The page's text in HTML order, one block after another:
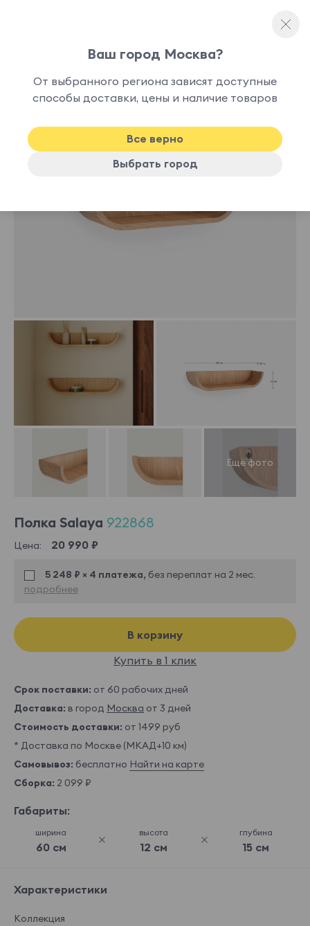
Полка Salaya 922868
Цена: 20 990 ₽
5 248 ₽ × 4 платежа, без переплат на 2 мес.
подробнее
В корзину
Купить в 1 клик
Срок поставки: от 60 рабочих дней
Доставка: в город Москва от 3 дней
Стоимость доставки: от 1499 руб
* Доставка по Москве (МКАД+10 км)
Самовывоз: бесплатно Найти на карте
Сборка: 2 099 ₽
Габариты:
ширина
60 см
высота
12 см
глубина
15 см
Характеристики
Коллекция
Ваш город Москва?
От выбранного региона зависят доступные
способы доставки, цены и наличие товаров
Все верно
Выбрать город